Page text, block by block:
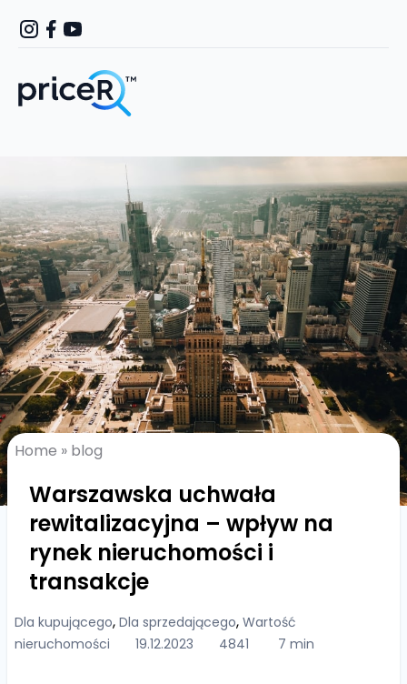
Home » blog
Warszawska uchwała
rewitalizacyjna – wpływ na
rynek nieruchomości i
transakcje
Dla kupującego, Dla sprzedającego, Wartość
nieruchomości
19.12.2023 4841 7 min